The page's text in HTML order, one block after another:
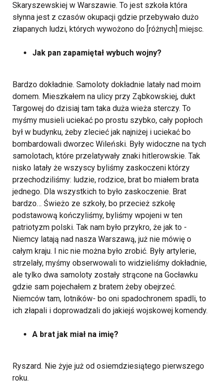
Skaryszewskiej w Warszawie. To jest szkoła która
słynna jest z czasów okupacji gdzie przebywało dużo
złapanych ludzi, których wywożono do [różnych] miejsc.
Jak pan zapamiętał wybuch wojny?
Bardzo dokładnie. Samoloty dokładnie latały nad moim
domem. Mieszkałem na ulicy przy Ząbkowskiej, dukt
Targowej do dzisiaj tam taka duża wieża sterczy. To
myśmy musieli uciekać po prostu szybko, cały popłoch
był w budynku, żeby zlecieć jak najniżej i uciekać bo
bombardowali dworzec Wileński. Były widoczne na tych
samolotach, które przelatywały znaki hitlerowskie. Tak
nisko latały że wszyscy byliśmy zaskoczeni którzy
przechodziliśmy: ludzie, rodzice, brat bo miałem brata
jednego. Dla wszystkich to było zaskoczenie. Brat
bardzo… Świeżo ze szkoły, bo przecież szkołę
podstawową kończyliśmy, byliśmy wpojeni w ten
patriotyzm polski. Tak nam było przykro, że jak to -
Niemcy latają nad nasza Warszawą, już nie mówię o
całym kraju. I nic nie można było zrobić. Były artylerie,
strzelały, myśmy obserwowali to widzieliśmy dokładnie,
ale tylko dwa samoloty zostały strącone na Gocławku
gdzie sam pojechałem z bratem żeby obejrzeć.
Niemców tam, lotników- bo oni spadochronem spadli, to
ich złapali i doprowadzali do jakiejś wojskowej komendy.
A brat jak miał na imię?
Ryszard. Nie żyje już od osiemdziesiątego pierwszego
roku.